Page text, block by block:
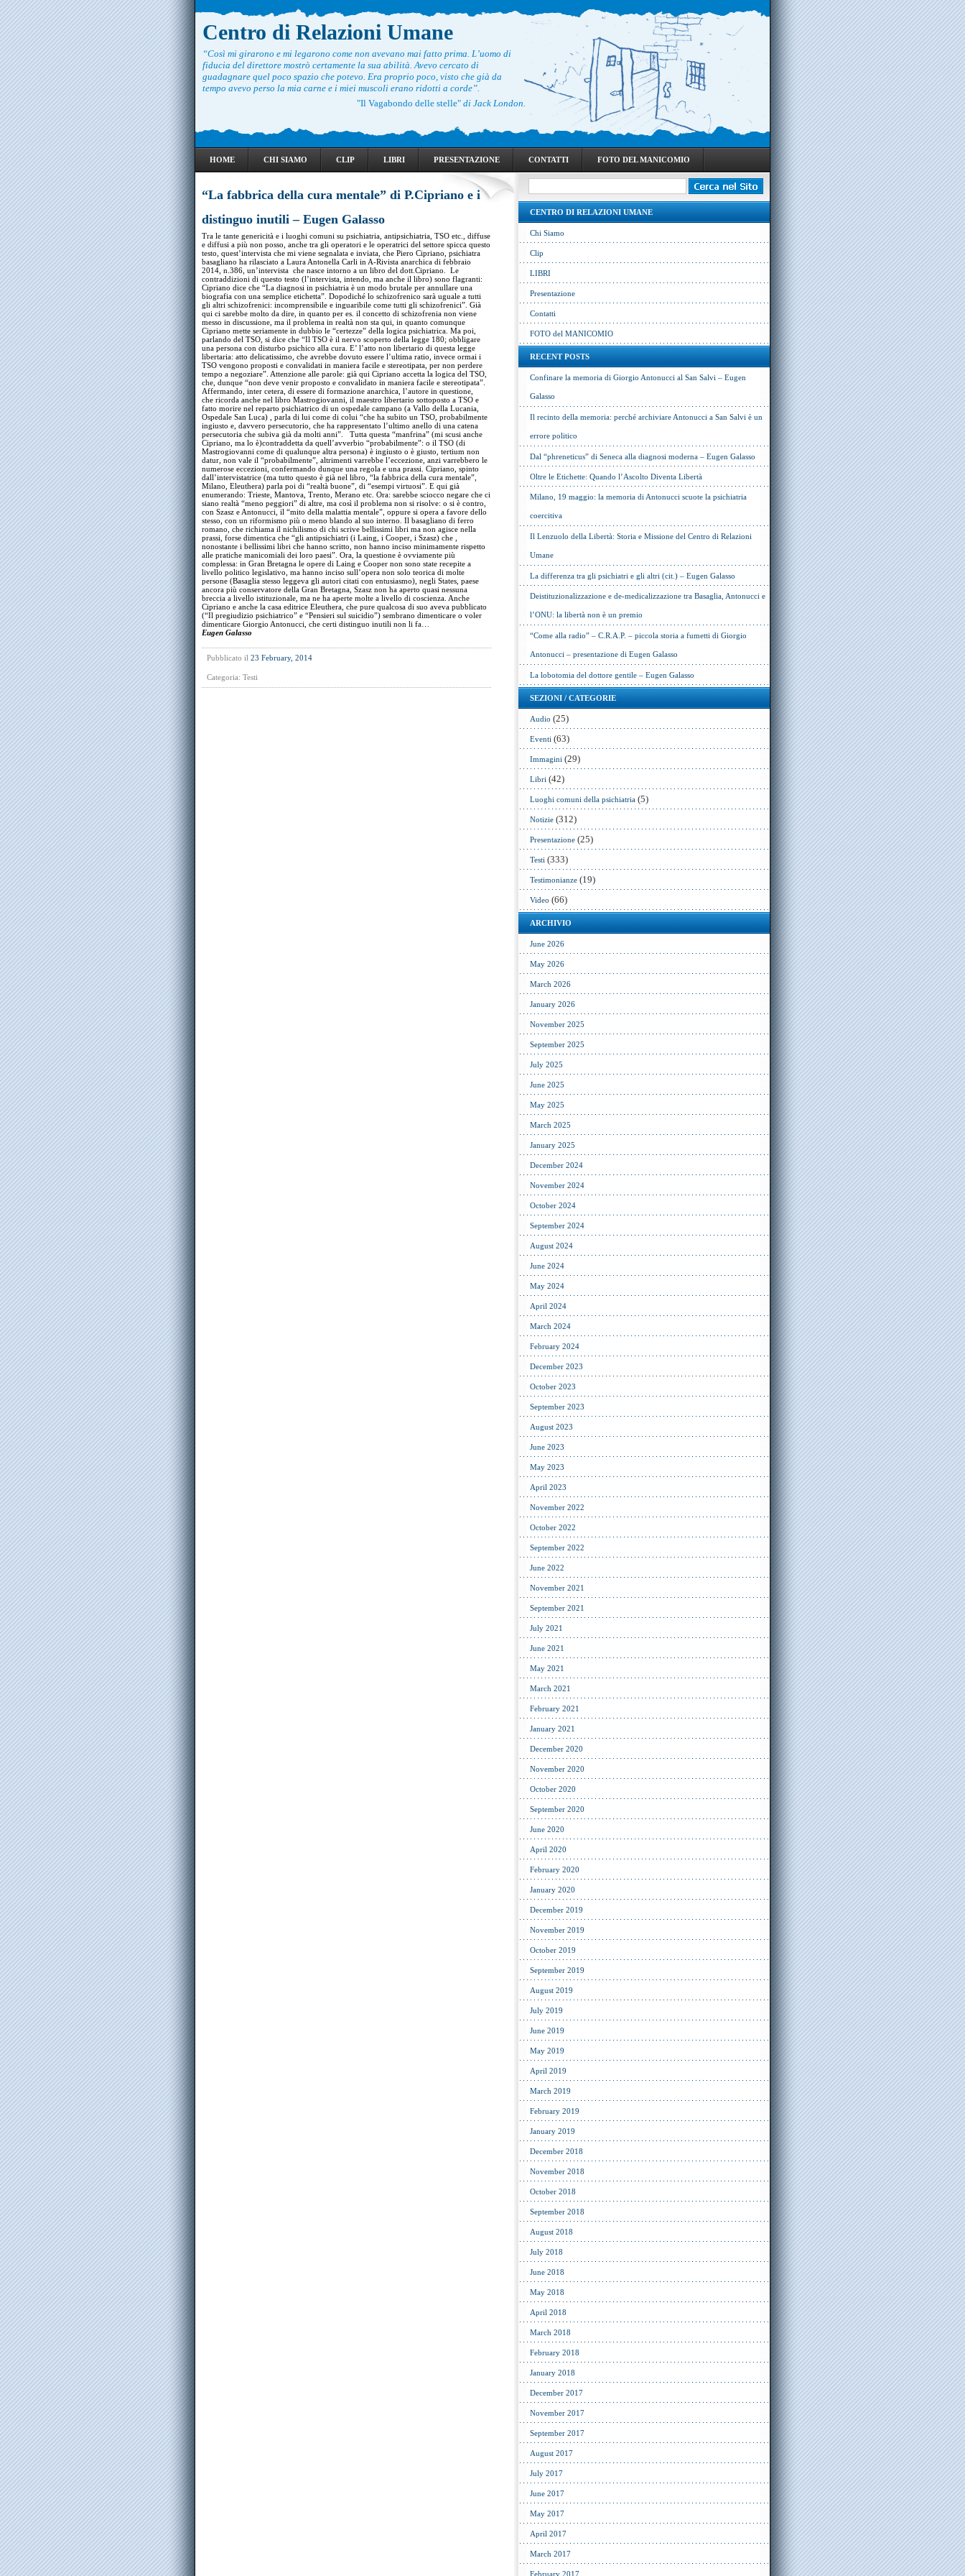
Centro di Relazioni Umane
“Così mi girarono e mi legarono come non avevano mai fatto prima. L’uomo di
fiducia del direttore mostrò certamente la sua abilità. Avevo cercato di
guadagnare quel poco spazio che potevo. Era proprio poco, visto che già da
tempo avevo perso la mia carne e i miei muscoli erano ridotti a corde”.
"Il Vagabondo delle stelle" di Jack London.
HOME CHI SIAMO CLIP LIBRI PRESENTAZIONE CONTATTI FOTO DEL MANICOMIO
“La fabbrica della cura mentale” di P.Cipriano e i
distinguo inutili – Eugen Galasso
Tra le tante genericità e i luoghi comuni su psichiatria, antipsichiatria, TSO etc., diffuse
e diffusi a più non posso, anche tra gli operatori e le operatrici del settore spicca questo
testo, quest’intervista che mi viene segnalata e inviata, che Piero Cipriano, psichiatra
basagliano ha rilasciato a Laura Antonella Carli in A-Rivista anarchica di febbraio
2014, n.386, un’intervista che nasce intorno a un libro del dott.Cipriano. Le
contraddizioni di questo testo (l’intervista, intendo, ma anche il libro) sono flagranti:
Cipriano dice che “La diagnosi in psichiatria è un modo brutale per annullare una
biografia con una semplice etichetta”. Dopodiché lo schizofrenico sarà uguale a tutti
gli altri schizofrenici: incomprensibile e inguaribile come tutti gli schizofrenici”. Già
qui ci sarebbe molto da dire, in quanto per es. il concetto di schizofrenia non viene
messo in discussione, ma il problema in realtà non sta qui, in quanto comunque
Cipriano mette seriamente in dubbio le “certezze” della logica psichiatrica. Ma poi,
parlando del TSO, si dice che “Il TSO è il nervo scoperto della legge 180; obbligare
una persona con disturbo psichico alla cura. E’ l’atto non libertario di questa legge
libertaria: atto delicatissimo, che avrebbe dovuto essere l’ultima ratio, invece ormai i
TSO vengono proposti e convalidati in maniera facile e stereotipata, per non perdere
tempo a negoziare”. Attenzione alle parole: già qui Cipriano accetta la logica del TSO,
che, dunque “non deve venir proposto e convalidato in maniera facile e stereotipata”.
Affermando, inter cetera, di essere di formazione anarchica, l’autore in questione,
che ricorda anche nel libro Mastrogiovanni, il maestro libertario sottoposto a TSO e
fatto morire nel reparto psichiatrico di un ospedale campano (a Vallo della Lucania,
Ospedale San Luca) , parla di lui come di colui “che ha subito un TSO, probabilmente
ingiusto e, davvero persecutorio, che ha rappresentato l’ultimo anello di una catena
persecutoria che subiva già da molti anni”. Tutta questa “manfrina” (mi scusi anche
Cipriano, ma lo è)contraddetta da quell’avverbio “probabilmente”: o il TSO (di
Mastrogiovanni come di qualunque altra persona) è ingiusto o è giusto, tertium non
datur, non vale il “probabilmente”, altrimenti varrebbe l’eccezione, anzi varrebbero le
numerose eccezioni, confermando dunque una regola e una prassi. Cipriano, spinto
dall’intervistatrice (ma tutto questo è già nel libro, “la fabbrica della cura mentale”,
Milano, Eleuthera) parla poi di “realtà buone”, di “esempi virtuosi”. E qui già
enumerando: Trieste, Mantova, Trento, Merano etc. Ora: sarebbe sciocco negare che ci
siano realtà “meno peggiori” di altre, ma così il problema non si risolve: o si è contro,
con Szasz e Antonucci, il “mito della malattia mentale”, oppure si opera a favore dello
stesso, con un riformismo più o meno blando al suo interno. Il basagliano di ferro
romano, che richiama il nichilismo di chi scrive bellissimi libri ma non agisce nella
prassi, forse dimentica che “gli antipsichiatri (i Laing, i Cooper, i Szasz) che ,
nonostante i bellissimi libri che hanno scritto, non hanno inciso minimamente rispetto
alle pratiche manicomiali dei loro paesi”. Ora, la questione è ovviamente più
complessa: in Gran Bretagna le opere di Laing e Cooper non sono state recepite a
livello politico legislativo, ma hanno inciso sull’opera non solo teorica di molte
persone (Basaglia stesso leggeva gli autori citati con entusiasmo), negli States, paese
ancora più conservatore della Gran Bretagna, Szasz non ha aperto quasi nessuna
breccia a livello istituzionale, ma ne ha aperte molte a livello di coscienza. Anche
Cipriano e anche la casa editrice Eleuthera, che pure qualcosa di suo aveva pubblicato
(“Il pregiudizio psichiatrico” e “Pensieri sul suicidio”) sembrano dimenticare o voler
dimenticare Giorgio Antonucci, che certi distinguo inutili non li fa…
Eugen Galasso
Pubblicato il 23 February, 2014
Categoria: Testi
CENTRO DI RELAZIONI UMANE
Chi Siamo
Clip
LIBRI
Presentazione
Contatti
FOTO del MANICOMIO
RECENT POSTS
Confinare la memoria di Giorgio Antonucci al San Salvi – Eugen
Galasso
Il recinto della memoria: perché archiviare Antonucci a San Salvi è un
errore politico
Dal “phreneticus” di Seneca alla diagnosi moderna – Eugen Galasso
Oltre le Etichette: Quando l’Ascolto Diventa Libertà
Milano, 19 maggio: la memoria di Antonucci scuote la psichiatria
coercitiva
Il Lenzuolo della Libertà: Storia e Missione del Centro di Relazioni
Umane
La differenza tra gli psichiatri e gli altri (cit.) – Eugen Galasso
Deistituzionalizzazione e de-medicalizzazione tra Basaglia, Antonucci e
l’ONU: la libertà non è un premio
“Come alla radio” – C.R.A.P. – piccola storia a fumetti di Giorgio
Antonucci – presentazione di Eugen Galasso
La lobotomia del dottore gentile – Eugen Galasso
SEZIONI / CATEGORIE
Audio (25)
Eventi (63)
Immagini (29)
Libri (42)
Luoghi comuni della psichiatria (5)
Notizie (312)
Presentazione (25)
Testi (333)
Testimonianze (19)
Video (66)
ARCHIVIO
June 2026
May 2026
March 2026
January 2026
November 2025
September 2025
July 2025
June 2025
May 2025
March 2025
January 2025
December 2024
November 2024
October 2024
September 2024
August 2024
June 2024
May 2024
April 2024
March 2024
February 2024
December 2023
October 2023
September 2023
August 2023
June 2023
May 2023
April 2023
November 2022
October 2022
September 2022
June 2022
November 2021
September 2021
July 2021
June 2021
May 2021
March 2021
February 2021
January 2021
December 2020
November 2020
October 2020
September 2020
June 2020
April 2020
February 2020
January 2020
December 2019
November 2019
October 2019
September 2019
August 2019
July 2019
June 2019
May 2019
April 2019
March 2019
February 2019
January 2019
December 2018
November 2018
October 2018
September 2018
August 2018
July 2018
June 2018
May 2018
April 2018
March 2018
February 2018
January 2018
December 2017
November 2017
September 2017
August 2017
July 2017
June 2017
May 2017
April 2017
March 2017
February 2017